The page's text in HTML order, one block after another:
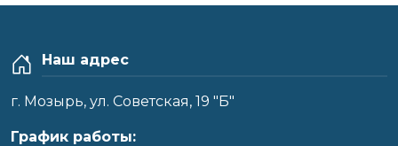
Наш адрес
г. Мозырь, ул. Советская, 19 "Б"
График работы: